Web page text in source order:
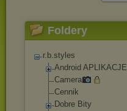
Foldery
r.b.styles
Android APLIKACJE
Camera
Cennik
Dobre Bity